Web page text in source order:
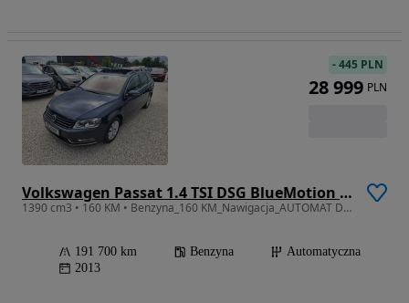
Volkswagen Passat 1.4 TSI DSG BlueMotion Technology Exclusive
1390 cm3 • 160 KM • Benzyna_160 KM_Nawigacja_AUTOMAT DSG_Klimatronik_Panorama_Ledy
191 700 km Benzyna
Automatyczna
2013
-445 PLN
28 999 PLN